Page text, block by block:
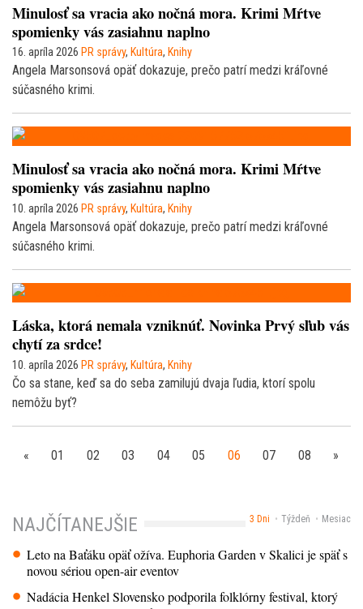
Minulosť sa vracia ako nočná mora. Krimi Mŕtve
spomienky vás zasiahnu naplno
16. apríla 2026 PR správy, Kultúra, Knihy
Angela Marsonsová opäť dokazuje, prečo patrí medzi kráľovné
súčasného krimi.
Minulosť sa vracia ako nočná mora. Krimi Mŕtve
spomienky vás zasiahnu naplno
10. apríla 2026 PR správy, Kultúra, Knihy
Angela Marsonsová opäť dokazuje, prečo patrí medzi kráľovné
súčasného krimi.
Láska, ktorá nemala vzniknúť. Novinka Prvý sľub vás
chytí za srdce!
10. apríla 2026 PR správy, Kultúra, Knihy
Čo sa stane, keď sa do seba zamilujú dvaja ľudia, ktorí spolu
nemôžu byť?
« 01 02 03 04 05 06 07 08 »
3 Dni Týždeň Mesiac
NAJČÍTANEJŠIE
Leto na Baťáku opäť ožíva. Euphoria Garden v Skalici je späť s
novou sériou open-air eventov
Nadácia Henkel Slovensko podporila folklórny festival, ktorý